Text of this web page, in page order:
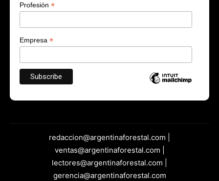
Profesión *
Empresa *
redaccion@argentinaforestal.com |
ventas@argentinaforestal.com |
lectores@argentinaforestal.com |
gerencia@argentinaforestal.com